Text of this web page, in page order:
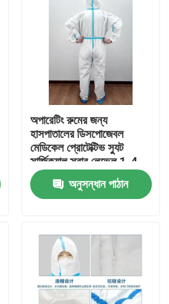
অপারেটিং রুমের জন্য
হাসপাতালের ডিসপোজেবল
মেডিকেল প্রোটেক্টিভ স্যুট
সার্জিক্যাল স্ক্রাব লেভেল 1-4
অনুসন্ধান পাঠান